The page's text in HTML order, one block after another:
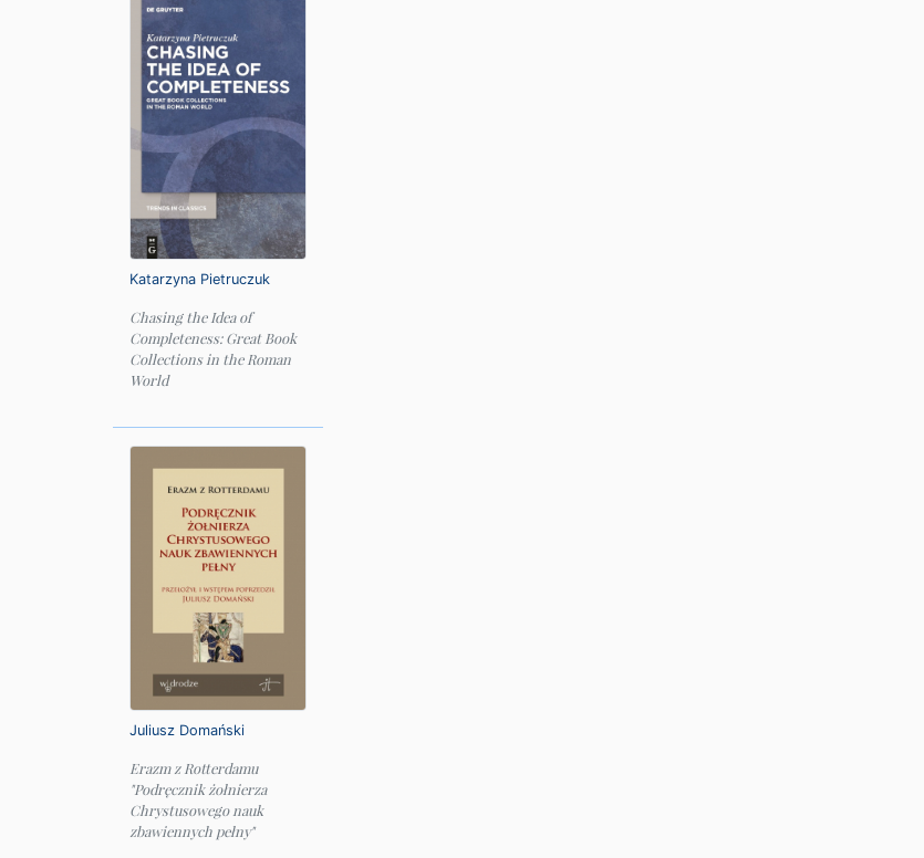
Katarzyna Pietruczuk
Chasing the Idea of
Completeness: Great Book
Collections in the Roman
World
Juliusz Domański
Erazm z Rotterdamu
"Podręcznik żołnierza
Chrystusowego nauk
zbawiennych pełny"